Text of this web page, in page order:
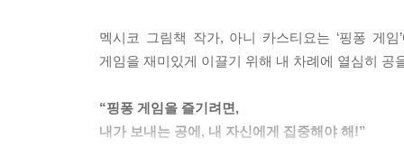
멕시코 그림책 작가, 아니 카스티요는 ‘핑퐁 게
게임을 재미있게 이끌기 위해 내 차례에 열심히
“핑퐁 게임을 즐기려면,
내가 보내는 공에, 내 자신에게 집중해야 해!”